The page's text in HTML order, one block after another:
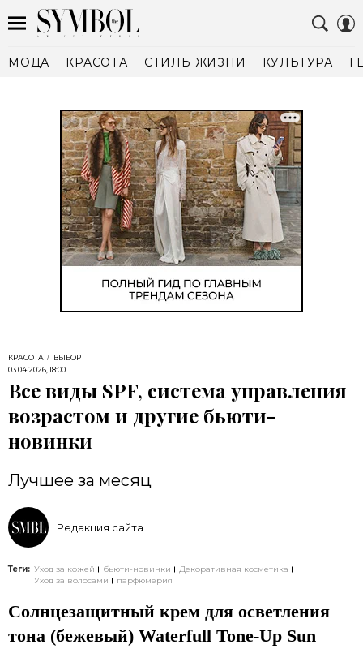
МОДА КРАСОТА СТИЛЬ ЖИЗНИ КУЛЬТУРА
КРАСОТА
ВЫБОР
03.04.2026, 18:00
Все виды SPF, система управления
возрастом и другие бьюти-
новинки
Лучшее за месяц
Редакция сайта
Теги: Уход за кожей бьюти-новинки
Декоративная косметика
Уход за волосами
парфюмерия
Солнцезащитный крем для осветления
тона (бежевый) Waterfull Tone-Up Sun